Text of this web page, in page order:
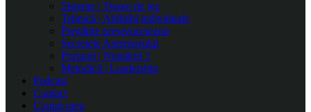
Sisteme | Trasee de joc
Tehnică | Abilități individuale
Pregătire presezon/sezon
Secretele Antrenorului
Portarul | Numărul 1
Metodică | Leadership
Podcast
Contact
Contul meu